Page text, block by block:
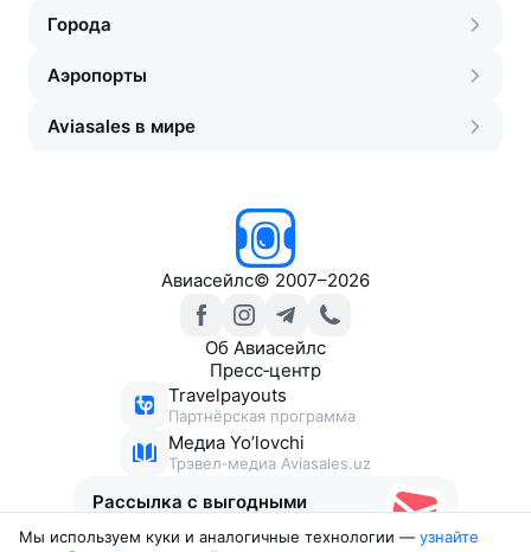
Города
Аэропорты
Aviasales в мире
Авиасейлс© 2007–2026
Об Авиасейлс
Пресс‑центр
Travelpayouts
Партнёрская программа
Медиа Yo’lovchi
Трэвел‑медиа Aviasales.uz
Рассылка с выгодными
Мы используем куки и аналогичные технологии — узнайте